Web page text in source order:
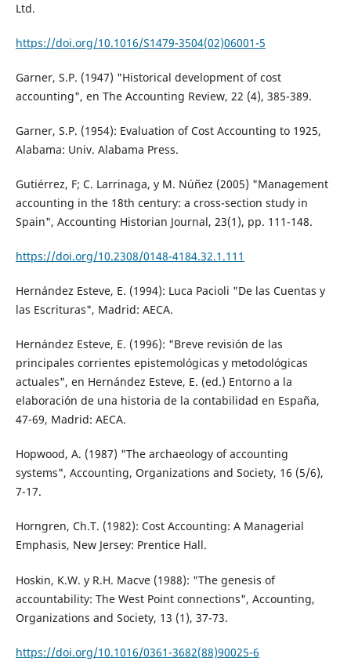
Ltd.
https://doi.org/10.1016/S1479-3504(02)06001-5
Garner, S.P. (1947) "Historical development of cost
accounting", en The Accounting Review, 22 (4), 385-389.
Garner, S.P. (1954): Evaluation of Cost Accounting to 1925,
Alabama: Univ. Alabama Press.
Gutiérrez, F; C. Larrinaga, y M. Núñez (2005) "Management
accounting in the 18th century: a cross-section study in
Spain", Accounting Historian Journal, 23(1), pp. 111-148.
https://doi.org/10.2308/0148-4184.32.1.111
Hernández Esteve, E. (1994): Luca Pacioli "De las Cuentas y
las Escrituras", Madrid: AECA.
Hernández Esteve, E. (1996): "Breve revisión de las
principales corrientes epistemológicas y metodológicas
actuales", en Hernández Esteve, E. (ed.) Entorno a la
elaboración de una historia de la contabilidad en España,
47-69, Madrid: AECA.
Hopwood, A. (1987) "The archaeology of accounting
systems", Accounting, Organizations and Society, 16 (5/6),
7-17.
Horngren, Ch.T. (1982): Cost Accounting: A Managerial
Emphasis, New Jersey: Prentice Hall.
Hoskin, K.W. y R.H. Macve (1988): "The genesis of
accountability: The West Point connections", Accounting,
Organizations and Society, 13 (1), 37-73.
https://doi.org/10.1016/0361-3682(88)90025-6